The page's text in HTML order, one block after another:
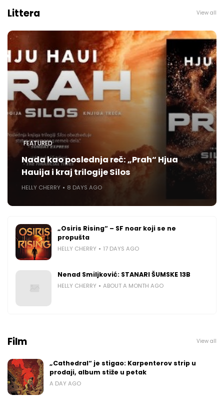
Littera View all
FEATURED
Nada kao poslednja reč: „Prah“ Hjua
Hauija i kraj trilogije Silos
HELLY CHERRY 8 DAYS AGO
„Osiris Rising“ – SF noar koji se ne
propušta
HELLY CHERRY 17 DAYS AGO
Nenad Smiljković: STANARI ŠUMSKE 13B
HELLY CHERRY ABOUT A MONTH AGO
Film View all
„Cathedral“ je stigao: Karpenterov strip u
prodaji, album stiže u petak
A DAY AGO